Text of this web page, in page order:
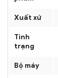
Xuất xứ
Tình
trạng
Bộ máy